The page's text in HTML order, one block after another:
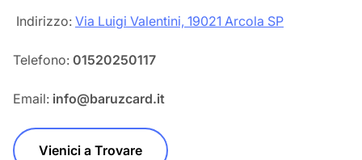
‎‎ Indirizzo: Via Luigi Valentini, 19021 Arcola SP
Telefono: 01520250117
Email: info@baruzcard.it
Vienici a Trovare